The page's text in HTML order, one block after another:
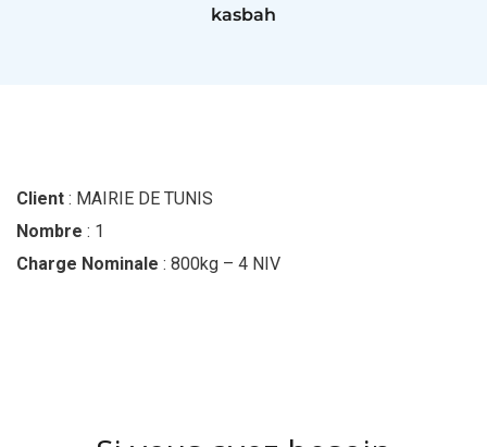
kasbah
Client : MAIRIE DE TUNIS
Nombre : 1
Charge Nominale : 800kg – 4 NIV